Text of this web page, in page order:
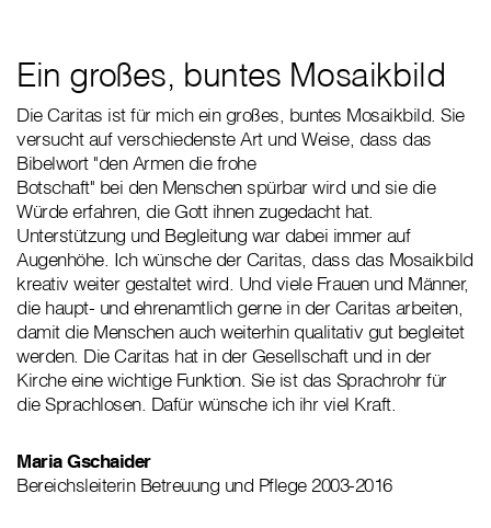
Ein großes, buntes Mosaikbild
Die Caritas ist für mich ein großes, buntes Mosaikbild. Sie
versucht auf verschiedenste Art und Weise, dass das
Bibelwort "den Armen die frohe
Botschaft" bei den Menschen spürbar wird und sie die
Würde erfahren, die Gott ihnen zugedacht hat.
Unterstützung und Begleitung war dabei immer auf
Augenhöhe. Ich wünsche der Caritas, dass das Mosaikbild
kreativ weiter gestaltet wird. Und viele Frauen und Männer,
die haupt- und ehrenamtlich gerne in der Caritas arbeiten,
damit die Menschen auch weiterhin qualitativ gut begleitet
werden. Die Caritas hat in der Gesellschaft und in der
Kirche eine wichtige Funktion. Sie ist das Sprachrohr für
die Sprachlosen. Dafür wünsche ich ihr viel Kraft.
Maria Gschaider
Bereichsleiterin Betreuung und Pflege 2003-2016